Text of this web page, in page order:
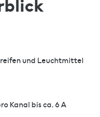
und Leuchtmittel
Kanal bis ca. 6 A